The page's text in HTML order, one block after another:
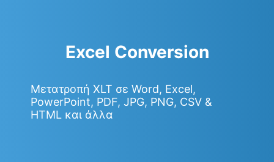
Excel Conversion
Μετατροπή XLT σε Word, Excel,
PowerPoint, PDF, JPG, PNG, CSV &
HTML και άλλα